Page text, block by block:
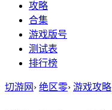
攻略
合集
游戏版号
测试表
排行榜
切游网 › 绝区零› 游戏攻略